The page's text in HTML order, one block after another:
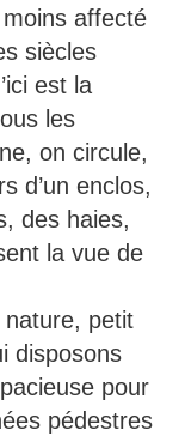
moins affecté
siècles
est la
les
on circule,
d’un enclos,
des haies,
la vue de
petit
disposons
pour
pédestres